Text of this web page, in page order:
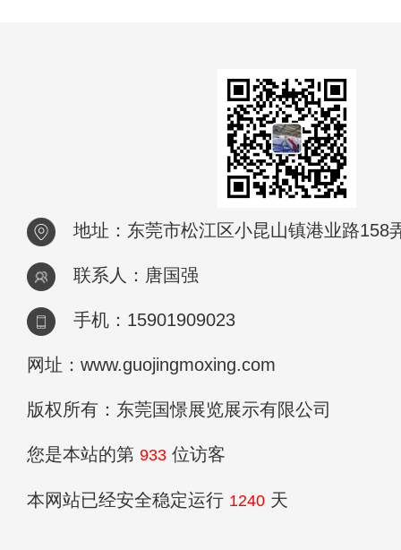
地址：东莞市松江区小昆山镇港业路158
联系人：唐国强
手机：15901909023
网址：www.guojingmoxing.com
版权所有：东莞国憬展览展示有限公司
您是本站的第 933 位访客
本网站已经安全稳定运行 1240 天